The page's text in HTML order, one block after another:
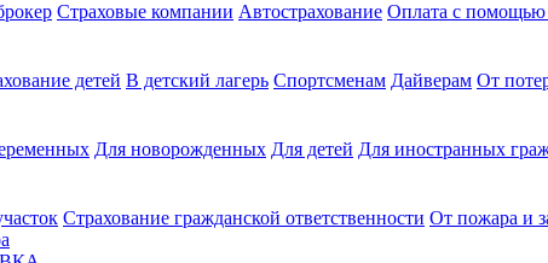
Страховые компании Автострахование Оплата с
детей В детский лагерь Спортсменам Дайверам От
Для новорожденных Для детей Для иностранных
Страхование гражданской ответственности От пожара и